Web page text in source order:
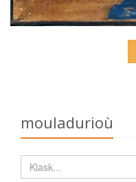
mouladurioù